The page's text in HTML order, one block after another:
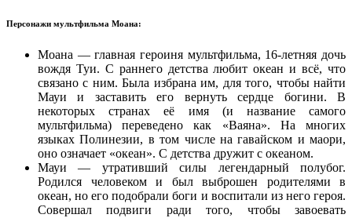
Персонажи мультфильма Моана:
Моана — главная героиня мультфильма, 16-летняя дочь
вождя Туи. С раннего детства любит океан и всё, что
связано с ним. Была избрана им, для того, чтобы найти
Мауи и заставить его вернуть сердце богини. В
некоторых странах её имя (и название самого
мультфильма) переведено как «Ваяна». На многих
языках Полинезии, в том числе на гавайском и маори,
оно означает «океан». С детства дружит с океаном.
Мауи — утративший силы легендарный полубог.
Родился человеком и был выброшен родителями в
океан, но его подобрали боги и воспитали из него героя.
Совершал подвиги ради того, чтобы завоевать